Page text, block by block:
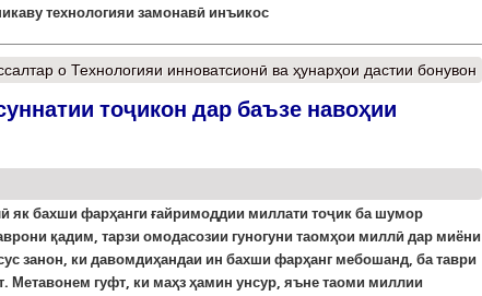
технологияи замонавӣ инъикос
о Технологияи инноватсионӣ ва ҳунарҳои дастии бонувон
тоҷикон дар баъзе навоҳии
як бахши фарҳанги ғайримоддии миллати тоҷик ба шумор
қадим, тарзи омодасозии гуногуни таомҳои миллӣ дар миёни
занон, ки давомдиҳандаи ин бахши фарҳанг мебошанд, ба таври
Метавонем гуфт, ки маҳз ҳамин унсур, яъне таоми миллии